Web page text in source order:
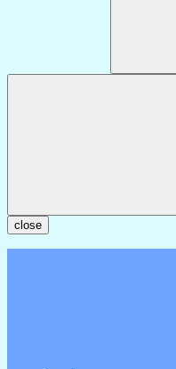
close